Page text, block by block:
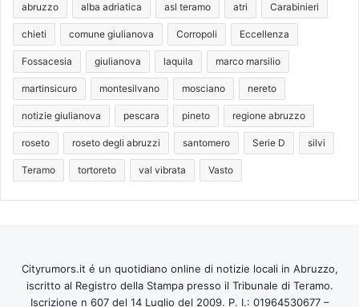
abruzzo alba adriatica asl teramo atri Carabinieri
chieti comune giulianova Corropoli Eccellenza
Fossacesia giulianova laquila marco marsilio
martinsicuro montesilvano mosciano nereto
notizie giulianova pescara pineto regione abruzzo
roseto roseto degli abruzzi santomero Serie D silvi
Teramo tortoreto val vibrata Vasto
Cityrumors.it é un quotidiano online di notizie locali in Abruzzo,
iscritto al Registro della Stampa presso il Tribunale di Teramo.
Iscrizione n 607 del 14 Luglio del 2009. P. I.: 01964530677 –